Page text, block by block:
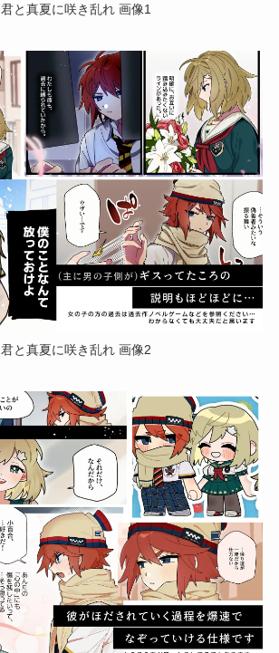
君と真夏に咲き乱れ 画像1
君と真夏に咲き乱れ 画像2